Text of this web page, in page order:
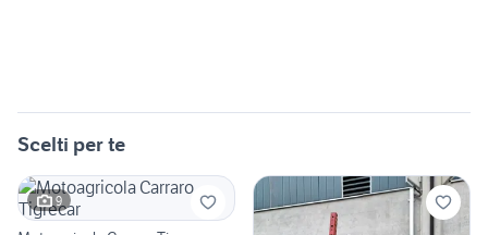
Scelti per te
9